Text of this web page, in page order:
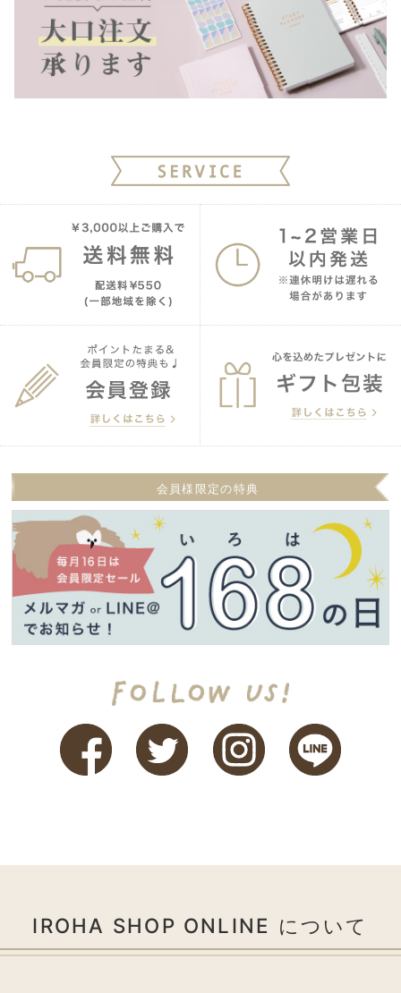
会員様限定の特典
IROHA SHOP ONLINE について